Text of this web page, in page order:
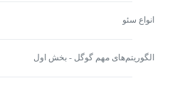
انواع سئو
الگوریتم‌های مهم گوگل - بخش اول